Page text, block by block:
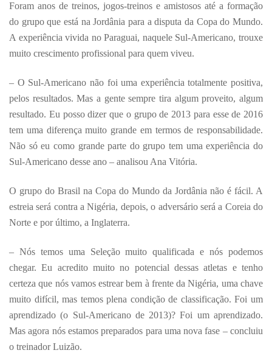
Foram anos de treinos, jogos-treinos e amistosos até a formação
do grupo que está na Jordânia para a disputa da Copa do Mundo.
A experiência vivida no Paraguai, naquele Sul-Americano, trouxe
muito crescimento profissional para quem viveu.
– O Sul-Americano não foi uma experiência totalmente positiva,
pelos resultados. Mas a gente sempre tira algum proveito, algum
resultado. Eu posso dizer que o grupo de 2013 para esse de 2016
tem uma diferença muito grande em termos de responsabilidade.
Não só eu como grande parte do grupo tem uma experiência do
Sul-Americano desse ano – analisou Ana Vitória.
O grupo do Brasil na Copa do Mundo da Jordânia não é fácil. A
estreia será contra a Nigéria, depois, o adversário será a Coreia do
Norte e por último, a Inglaterra.
– Nós temos uma Seleção muito qualificada e nós podemos
chegar. Eu acredito muito no potencial dessas atletas e tenho
certeza que nós vamos estrear bem à frente da Nigéria, uma chave
muito difícil, mas temos plena condição de classificação. Foi um
aprendizado (o Sul-Americano de 2013)? Foi um aprendizado.
Mas agora nós estamos preparados para uma nova fase – concluiu
o treinador Luizão.